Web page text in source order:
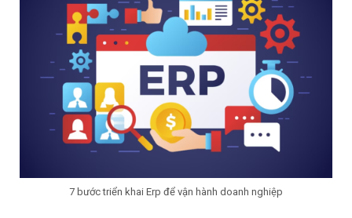
7 bước triển khai Erp để vận hành doanh nghiệp